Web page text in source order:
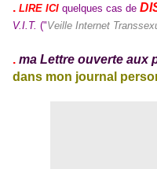
. LIRE ICI quelques cas de
V.I.T. ("Veille Internet
. ma Lettre ouverte aux
dans mon journal